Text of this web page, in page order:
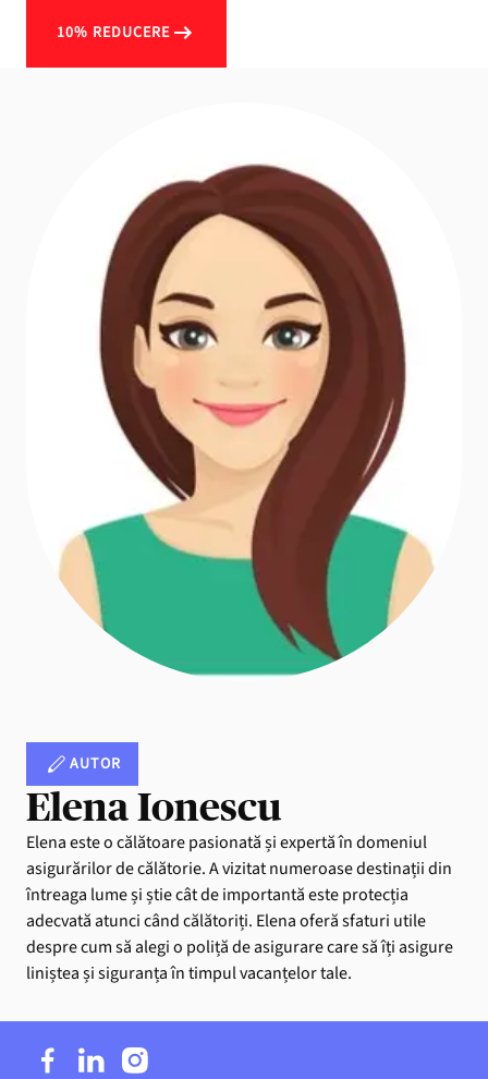
10% REDUCERE
AUTOR
Elena Ionescu
Elena este o călătoare pasionată și expertă în domeniul
asigurărilor de călătorie. A vizitat numeroase destinații din
întreaga lume și știe cât de importantă este protecția
adecvată atunci când călătoriți. Elena oferă sfaturi utile
despre cum să alegi o poliță de asigurare care să îți asigure
liniștea și siguranța în timpul vacanțelor tale.